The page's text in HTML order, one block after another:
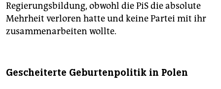
Regierungsbildung, obwohl die PiS die absolute
Mehrheit verloren hatte und keine Partei mit ihr
zusammenarbeiten wollte.
Gescheiterte Geburtenpolitik in Polen